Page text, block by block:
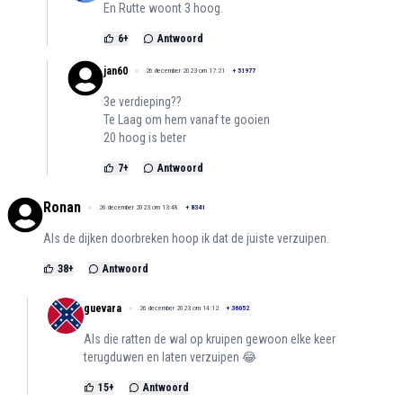
En Rutte woont 3 hoog.
6+ Antwoord
jan60 26 december 2023 om 17:21 + 51977
3e verdieping??
Te Laag om hem vanaf te gooien
20 hoog is beter
7+ Antwoord
Ronan 26 december 2023 om 13:48 + 8341
Als de dijken doorbreken hoop ik dat de juiste verzuipen.
38+ Antwoord
guevara 26 december 2023 om 14:12 + 36052
Als die ratten de wal op kruipen gewoon elke keer
terugduwen en laten verzuipen 😂
15+ Antwoord